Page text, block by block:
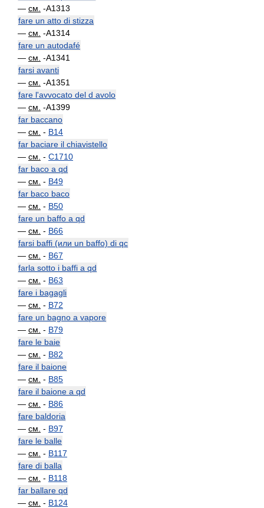
— см. -A1313
fare un atto di stizza
— см. -A1314
fare un autodafé
— см. -A1341
farsi avanti
— см. -A1351
fare l'avvocato del d avolo
— см. -A1399
far baccano
— см. - B14
far baciare il chiavistello
— см. - C1710
far baco a qd
— см. - B49
far baco baco
— см. - B50
fare un baffo a qd
— см. - B66
farsi baffi (или un baffo) di qc
— см. - B67
farla sotto i baffi a qd
— см. - B63
fare i bagagli
— см. - B72
fare un bagno a vapore
— см. - B79
fare le baie
— см. - B82
fare il baione
— см. - B85
fare il baione a qd
— см. - B86
fare baldoria
— см. - B97
fare le balle
— см. - B117
fare di balla
— см. - B118
far ballare qd
— см. - B124